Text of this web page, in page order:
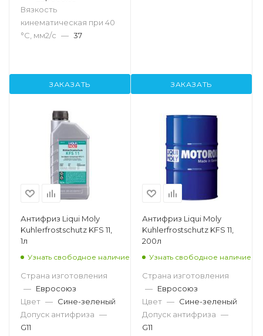
Вязкость
кинематическая при 40
°С, мм2/с — 37
ЗАКАЗАТЬ ЗАКАЗАТЬ
Антифриз Liqui Moly
Kuhlerfrostschutz KFS 11,
1л
Узнать свободное наличие
Страна изготовления
— Евросоюз
Цвет — Сине-зеленый
Допуск антифриза —
G11
Антифриз Liqui Moly
Kuhlerfrostschutz KFS 11,
200л
Узнать свободное наличие
Страна изготовления
— Евросоюз
Цвет — Сине-зеленый
Допуск антифриза —
G11